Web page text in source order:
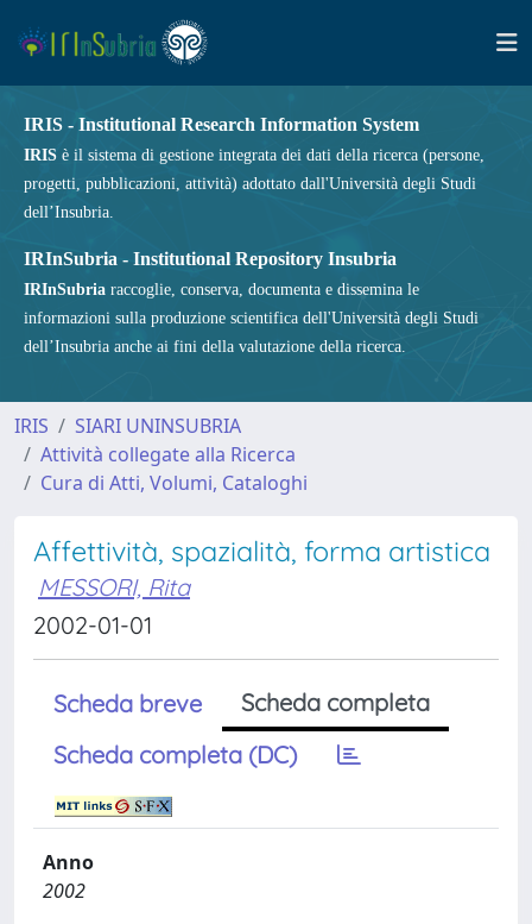
IRIS - Institutional Research Information System
IRIS è il sistema di gestione integrata dei dati della ricerca (persone,
progetti, pubblicazioni, attività) adottato dall'Università degli Studi
dell’Insubria.
IRInSubria - Institutional Repository Insubria
IRInSubria raccoglie, conserva, documenta e dissemina le
informazioni sulla produzione scientifica dell'Università degli Studi
dell’Insubria anche ai fini della valutazione della ricerca.
IRIS
SIARI UNINSUBRIA
Attività collegate alla Ricerca
Cura di Atti, Volumi, Cataloghi
Affettività, spazialità, forma artistica
MESSORI, Rita
2002-01-01
Scheda breve
Scheda completa
Scheda completa (DC)
Anno
2002